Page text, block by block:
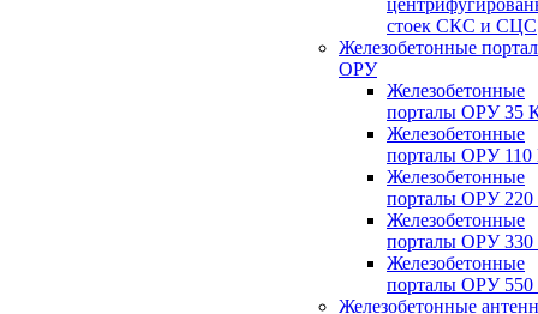
стоек СКС и СЦС
Железобетонные
ОРУ
Железобетонные
порталы ОРУ 35
Железобетонные
порталы ОРУ
Железобетонные
порталы ОРУ
Железобетонные
порталы ОРУ
Железобетонные
порталы ОРУ
Железобетонные